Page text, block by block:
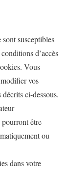
susceptibles
d’accès
Vous
vos
ci-dessous.
être
ou
dans votre